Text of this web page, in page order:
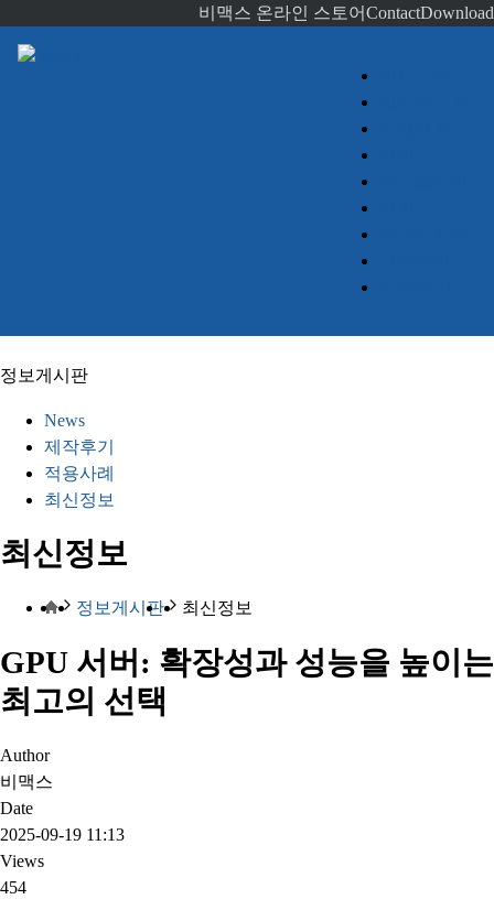
비맥스 온라인 스토어ContactDownload
정보게시판
News
제작후기
적용사례
최신정보
최신정보
정보게시판 최신정보
GPU 서버: 확장성과 성능을 높이는
최고의 선택
Author
비맥스
Date
2025-09-19 11:13
Views
454